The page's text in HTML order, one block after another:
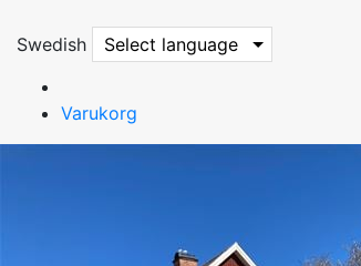
Swedish Select language
Varukorg